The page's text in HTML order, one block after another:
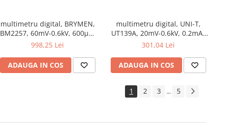
multimetru digital, BRYMEN,
BM2257, 60mV-0.6kV, 600µA-
10A
998,25 Lei
ADAUGA IN COS
multimetru digital, UNI-T,
UT139A, 20mV-0.6kV, 0.2mA-
10A
301,04 Lei
ADAUGA IN COS
1 2 3 ... 5